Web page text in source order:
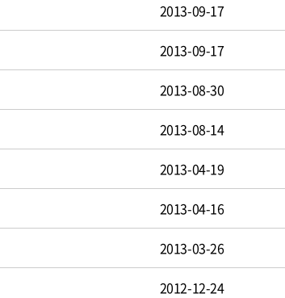
2013-09-17
2013-09-17
2013-08-30
2013-08-14
2013-04-19
2013-04-16
2013-03-26
2012-12-24